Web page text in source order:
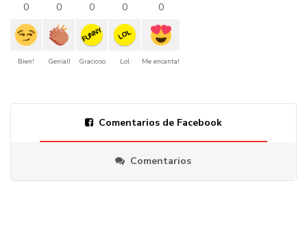
0
Bien!
0
Genial!
0
FUNNY
Gracioso
0
LOL
Lol
0
Me encanta!
Comentarios de Facebook
Comentarios